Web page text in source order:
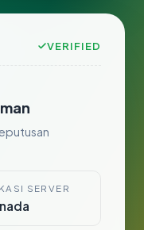
VERIFIED
SERVER